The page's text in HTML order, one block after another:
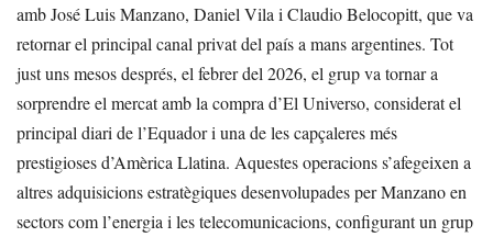
amb José Luis Manzano, Daniel Vila i Claudio Belocopitt, que va
retornar el principal canal privat del país a mans argentines. Tot
just uns mesos després, el febrer del 2026, el grup va tornar a
sorprendre el mercat amb la compra d’El Universo, considerat el
principal diari de l’Equador i una de les capçaleres més
prestigioses d’Amèrica Llatina. Aquestes operacions s’afegeixen a
altres adquisicions estratègiques desenvolupades per Manzano en
sectors com l’energia i les telecomunicacions, configurant un grup